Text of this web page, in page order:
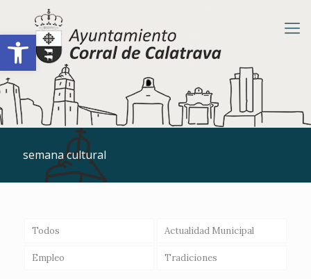
Abrir barra de herramientas
semana cultural
Todos Actualidad Municipal
Empleo Tradiciones